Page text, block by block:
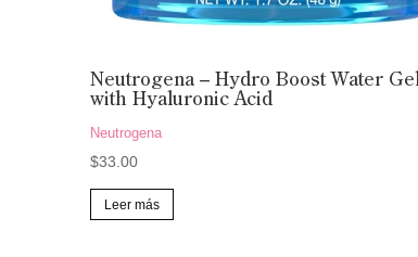
Neutrogena – Hydro Boost Water
with Hyaluronic Acid
Neutrogena
$33.00
Leer más